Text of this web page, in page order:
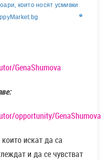
които носят усмивки
GenaShumova
opportunity/GenaShumova
искат да са
и да се чувстват